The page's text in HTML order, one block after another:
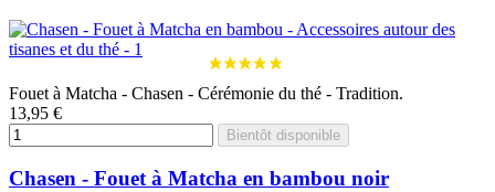
Fouet à Matcha - Chasen - Cérémonie du thé - Tradition.
13,95 €
Bientôt disponible
Chasen - Fouet à Matcha en bambou noir